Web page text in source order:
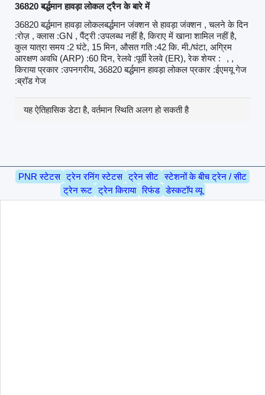
36820 बर्द्धमान हावड़ा लोकल ट्रैन के बारे में
36820 बर्द्धमान हावड़ा लोकलबर्द्धमान जंक्शन से हावड़ा जंक्शन , चलने के दिन
:रोज़ , क्लास :GN , पैंट्री :उपलब्ध नहीं है, किराए में खाना शामिल नहीं है,
कुल यात्रा समय :2 घंटे, 15 मिन, औसत गति :42 कि. मी./घंटा, अग्रिम
आरक्षण अवधि (ARP) :60 दिन, रेलवे :पूर्वी रेलवे (ER), रेक शेयर :
, ,
किराया प्रकार :उपनगरीय, 36820 बर्द्धमान हावड़ा लोकल प्रकार :ईएमयू गेज
:ब्रॉड गेज
यह ऐतिहासिक डेटा है, वर्तमान स्थिति अलग हो सकती है
PNR स्टेटस ट्रेन रनिंग स्टेटस ट्रेन सीट स्टेशनों के बीच ट्रेन / सीट
ट्रेन रूट ट्रेन किराया रिफंड डेस्कटॉप व्यू